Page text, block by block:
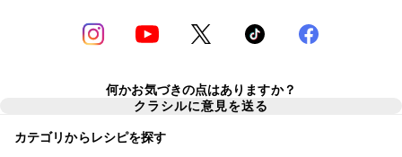
何かお気づきの点はありますか？
クラシルに意見を送る
カテゴリからレシピを探す